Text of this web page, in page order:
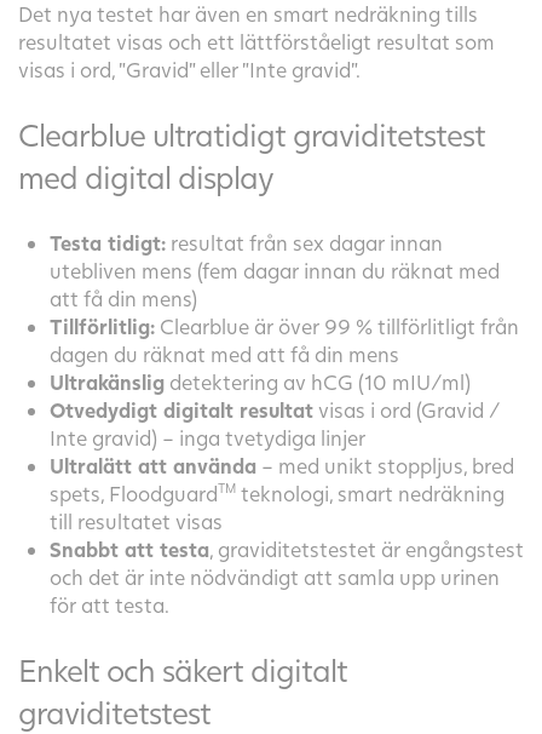
Det nya testet har även en smart nedräkning tills
resultatet visas och ett lättförståeligt resultat som
visas i ord, ”Gravid” eller ”Inte gravid”.
Clearblue ultratidigt graviditetstest
med digital display
Testa tidigt:resultat från sex dagar innan
utebliven mens (fem dagar innan du räknat med
att få din mens)
Tillförlitlig:Clearblue är över 99 % tillförlitligt från
dagen du räknat med att få din mens
Ultrakänsligdetektering av hCG (10 mIU/ml)
Otvedydigt digitalt resultatvisas i ord (Gravid /
Inte gravid) – inga tvetydiga linjer
Ultralätt att använda – med unikt stoppljus, bred
spets, FloodguardTMteknologi, smart nedräkning
till resultatet visas
Snabbt att testa, graviditetstestet är engångstest
och det är inte nödvändigt att samla upp urinen
för att testa.
Enkelt och säkert digitalt
graviditetstest